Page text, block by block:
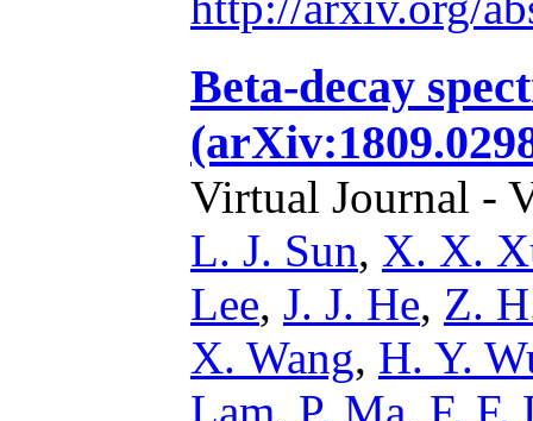
Beta-decay
Virtual Journal -
L. J. Sun, X. X.
Lee, J. J. He, Z.
X. Wang, H. Y.